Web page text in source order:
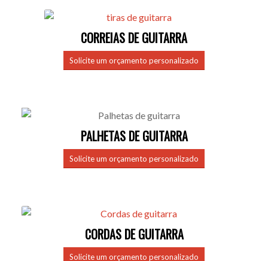
CORREIAS DE GUITARRA
Solicite um orçamento personalizado
PALHETAS DE GUITARRA
Solicite um orçamento personalizado
CORDAS DE GUITARRA
Solicite um orçamento personalizado